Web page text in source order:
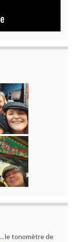
le tonomètre de